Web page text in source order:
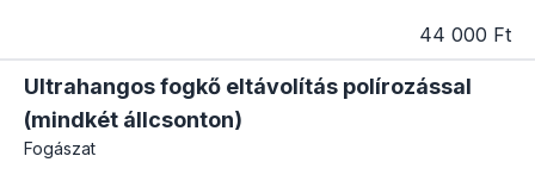
44 000 Ft
Ultrahangos fogkő eltávolítás polírozással
(mindkét állcsonton)
Fogászat